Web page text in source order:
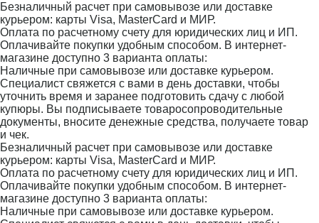
Безналичный расчет при самовывозе или доставке
курьером: карты Visa, MasterCard и МИР.
Оплата по расчетному счету для юридических лиц и ИП.
Оплачивайте покупки удобным способом. В интернет-
магазине доступно 3 варианта оплаты:
Наличные при самовывозе или доставке курьером.
Специалист свяжется с вами в день доставки, чтобы
уточнить время и заранее подготовить сдачу с любой
купюры. Вы подписываете товаросопроводительные
документы, вносите денежные средства, получаете товар
и чек.
Безналичный расчет при самовывозе или доставке
курьером: карты Visa, MasterCard и МИР.
Оплата по расчетному счету для юридических лиц и ИП.
Оплачивайте покупки удобным способом. В интернет-
магазине доступно 3 варианта оплаты:
Наличные при самовывозе или доставке курьером.